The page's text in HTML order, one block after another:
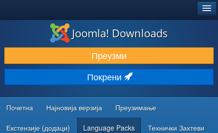
ПРЕУЗИМАЊЕ И ПРОШИРЕЊА (ЕКСТЕНЗИЈЕ)
ОТКРИЈТЕ И НАУЧИТЕ
ЗАЈЕДНИЦА И ПОДРШКА
РЕСУРСИ ЗА РАЗВОЈ
Joomla! Downloads
Преузми
Покрени
Почетна Најновија верзија Преузимање
Екстензије (додаци) Language Packs Технички Захтеви